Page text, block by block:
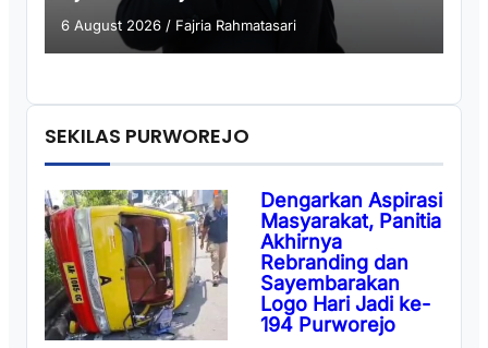
6 August 2026 / Fajria Rahmatasari
SEKILAS PURWOREJO
Dengarkan Aspirasi
Masyarakat, Panitia
Akhirnya
Rebranding dan
Sayembarakan
Logo Hari Jadi ke-
194 Purworejo